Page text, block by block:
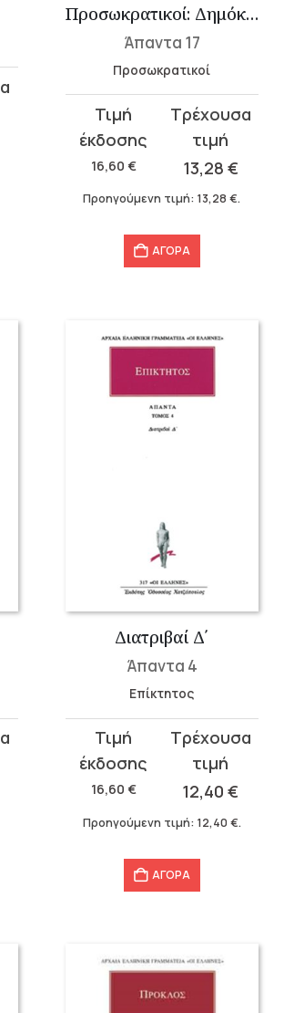
Προσωκρατικοί: Δημόκριτος 1
Άπαντα 17
Προσωκρατικοί
16,60 €
Original
price
was:
16,60 €.
13,28 €
τρέχουσα
τιμή
είναι:
Προηγούμενη τιμή: 13,28€.
ΑΓΟΡΑ
Διατριβαί Δ΄
Άπαντα 4
Επίκτητος
16,60 €
Original
price
was:
16,60 €.
12,40€
τρέχουσα
τιμή
είναι:
Προηγούμενη τιμή: 12,40 €.
ΑΓΟΡΑ